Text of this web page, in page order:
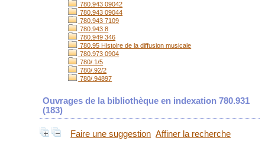
780.943 09042
780.943 09044
780.943 7109
780.943 8
780.949 346
780.95 Histoire de la diffusion musicale
780.973 0904
780/.1/5
780/.92/2
780/.94897
Ouvrages de la bibliothèque en indexation 780.931
(183)
Faire une suggestion Affiner la recherche